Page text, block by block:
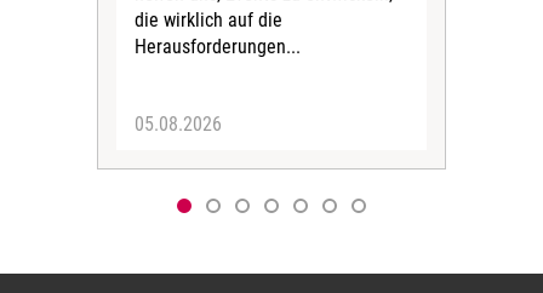
die wirklich auf die
Herausforderungen...
05.08.2026